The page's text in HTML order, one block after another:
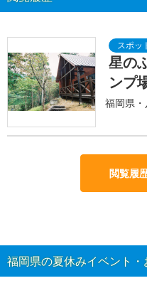
星の
ンプ
福岡県
閲覧履
福岡県の夏休みイベント・